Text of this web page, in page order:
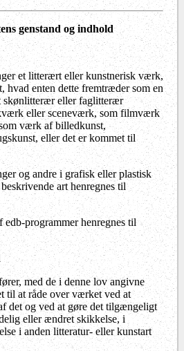
genstand og indhold
et litterært eller kunstnerisk værk,
hvad enten dette fremtræder som en
skønlitterær eller faglitterær
eller sceneværk, som filmværk
værk af billedkunst,
eller det er kommet til
og andre i grafisk eller plastisk
art henregnes til
programmer henregnes til
med de i denne lov angivne
til at råde over værket ved at
det og ved at gøre det tilgængeligt
eller ændret skikkelse, i
i anden litteratur- eller kunstart